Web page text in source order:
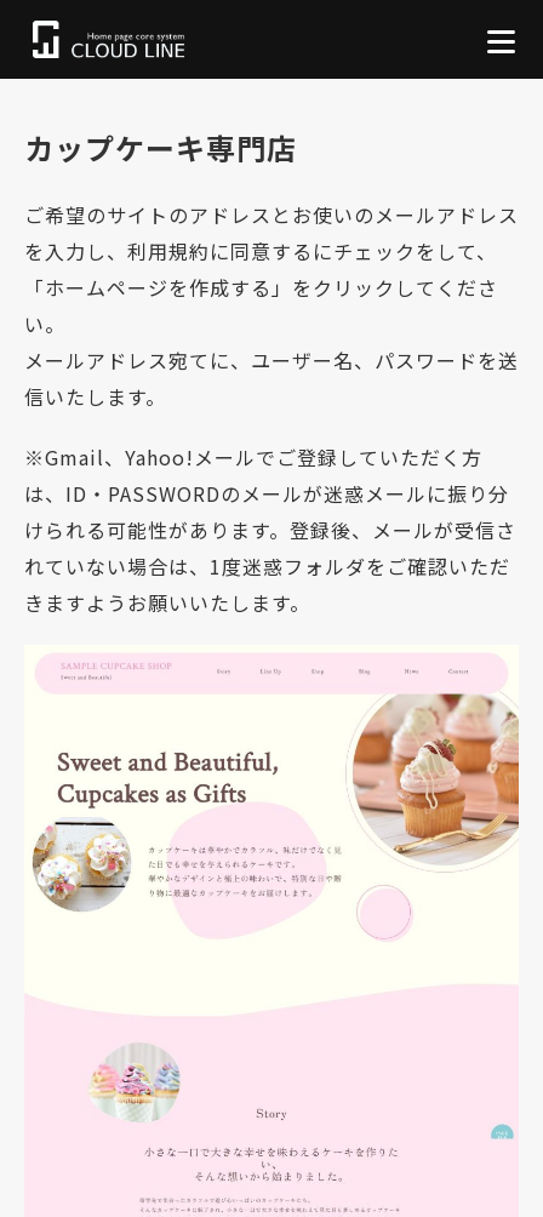
カップケーキ専門店
ご希望のサイトのアドレスとお使いのメールアドレス
を入力し、利用規約に同意するにチェックをして、
「ホームページを作成する」をクリックしてくださ
い。
メールアドレス宛てに、ユーザー名、パスワードを送
信いたします。
※Gmail、Yahoo!メールでご登録していただく方
は、ID・PASSWORDのメールが迷惑メールに振り分
けられる可能性があります。登録後、メールが受信さ
れていない場合は、1度迷惑フォルダをご確認いただ
きますようお願いいたします。